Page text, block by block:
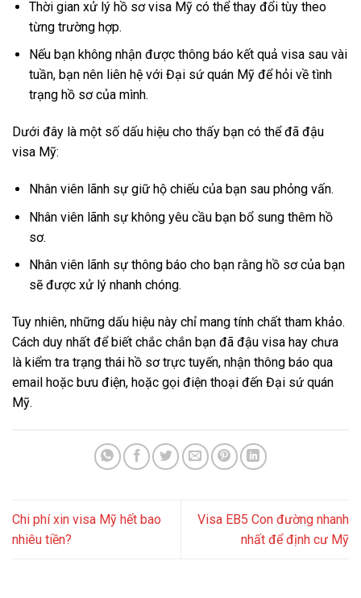
Thời gian xử lý hồ sơ visa Mỹ có thể thay đổi tùy theo
từng trường hợp.
Nếu bạn không nhận được thông báo kết quả visa sau vài
tuần, bạn nên liên hệ với Đại sứ quán Mỹ để hỏi về tình
trạng hồ sơ của mình.
Dưới đây là một số dấu hiệu cho thấy bạn có thể đã đậu
visa Mỹ:
Nhân viên lãnh sự giữ hộ chiếu của bạn sau phỏng vấn.
Nhân viên lãnh sự không yêu cầu bạn bổ sung thêm hồ
sơ.
Nhân viên lãnh sự thông báo cho bạn rằng hồ sơ của bạn
sẽ được xử lý nhanh chóng.
Tuy nhiên, những dấu hiệu này chỉ mang tính chất tham khảo.
Cách duy nhất để biết chắc chắn bạn đã đậu visa hay chưa
là kiểm tra trạng thái hồ sơ trực tuyến, nhận thông báo qua
email hoặc bưu điện, hoặc gọi điện thoại đến Đại sứ quán
Mỹ.
Chi phí xin visa Mỹ hết bao
nhiêu tiền?
Visa EB5 Con đường nhanh
nhất để định cư Mỹ